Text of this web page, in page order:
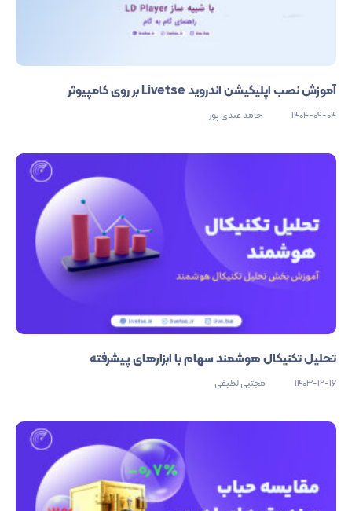
آموزش نصب اپلیکیشن اندروید Livetse بر روی کامپیوتر
1404-09-04 حامد عبدی پور
تحلیل تکنیکال هوشمند سهام با ابزارهای پیشرفته
1403-12-16 مجتبی لطیفی